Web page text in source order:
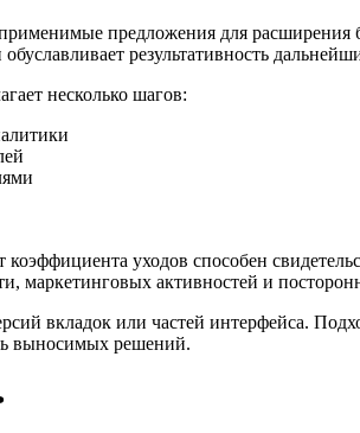
предложения для
результативность
несколько шагов:
уходов способен
маркетинговых активностей и
вкладок или частей интерфейса.
выносимых решений.